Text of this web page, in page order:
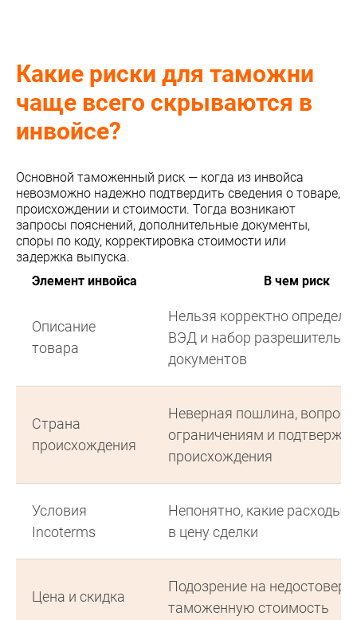
Какие риски для таможни
чаще всего скрываются в
инвойсе?
Основной таможенный риск — когда из инвойса
невозможно надежно подтвердить сведения о товаре,
происхождении и стоимости. Тогда возникают
запросы пояснений, дополнительные документы,
споры по коду, корректировка стоимости или
задержка выпуска.
Элемент инвойса
В чем риск
Описание
товара
Нельзя корректно
ВЭД и набор
документов
Страна
происхождения
Неверная пошлина,
ограничениям и
происхождения
Условия
Incoterms
Непонятно, какие расходы
в цену сделки
Цена и скидка
Подозрение на
таможенную стоимость